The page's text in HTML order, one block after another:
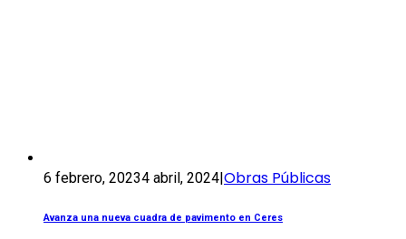
6 febrero, 20234 abril, 2024|Obras Públicas
Avanza una nueva cuadra de pavimento en Ceres